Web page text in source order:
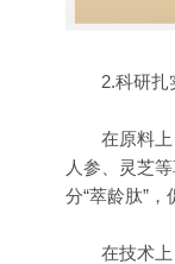
2.科研扎实
在原料上
人参、灵芝
分“萃龄肽”，
在技术上